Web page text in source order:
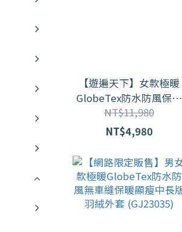
【遊遍天下】女款極暖
GlobeTex防水防風保暖
羽絨外套 (M-5L 大尺碼)
GJ23054 / 4色
NT$11,980
NT$4,980